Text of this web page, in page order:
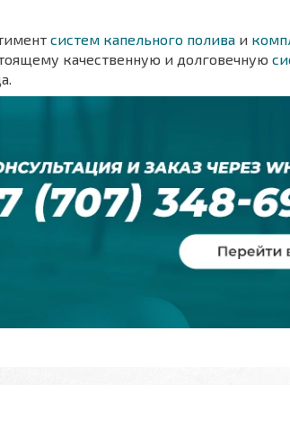
систем капельного полива и
качественную и долговечную